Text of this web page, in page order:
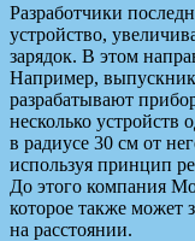
Разработчики
устройство,
зарядок. В этом
Например,
разрабатывают
несколько устройств
в радиусе 30 см от
используя принцип
До этого компания
которое также может
на расстоянии.